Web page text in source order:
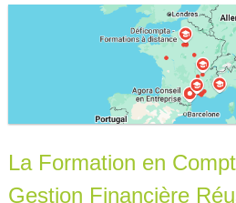
La Formation en
Gestion Financière